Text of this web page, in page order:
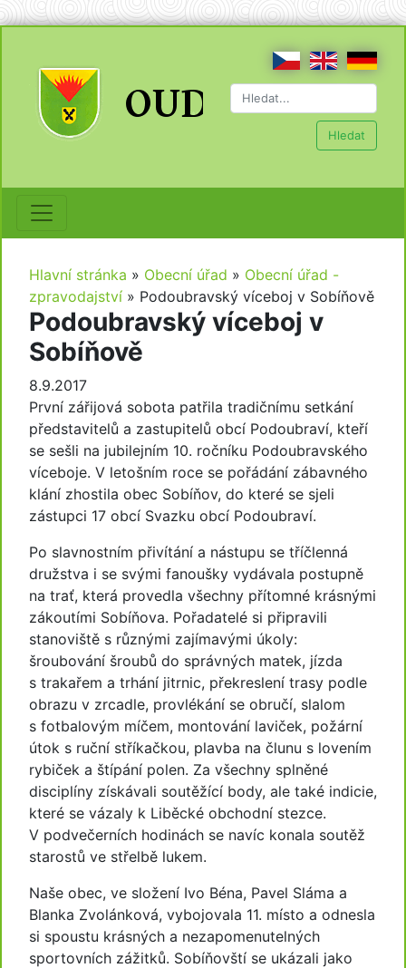
Hledat
Hlavní stránka » Obecní úřad » Obecní úřad -
zpravodajství » Podoubravský víceboj v Sobíňově
Podoubravský víceboj v
Sobíňově
8.9.2017
První zářijová sobota patřila tradičnímu setkání
představitelů a zastupitelů obcí Podoubraví, kteří
se sešli na jubilejním 10. ročníku Podoubravského
víceboje. V letošním roce se pořádání zábavného
klání zhostila obec Sobíňov, do které se sjeli
zástupci 17 obcí Svazku obcí Podoubraví.
Po slavnostním přivítání a nástupu se tříčlenná
družstva i se svými fanoušky vydávala postupně
na trať, která provedla všechny přítomné krásnými
zákoutími Sobíňova. Pořadatelé si připravili
stanoviště s různými zajímavými úkoly:
šroubování šroubů do správných matek, jízda
s trakařem a trhání jitrnic, překreslení trasy podle
obrazu v zrcadle, provlékání se obručí, slalom
s fotbalovým míčem, montování laviček, požární
útok s ruční stříkačkou, plavba na člunu s lovením
rybiček a štípání polen. Za všechny splněné
disciplíny získávali soutěžící body, ale také indicie,
které se vázaly k Liběcké obchodní stezce.
V podvečerních hodinách se navíc konala soutěž
starostů ve střelbě lukem.
Naše obec, ve složení Ivo Béna, Pavel Sláma a
Blanka Zvolánková, vybojovala 11. místo a odnesla
si spoustu krásných a nezapomenutelných
sportovních zážitků. Sobíňovští se ukázali jako